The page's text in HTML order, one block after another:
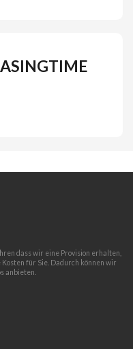
dass wir eine Provision erhalten,
für Sie. Dadurch können wir
anbieten.